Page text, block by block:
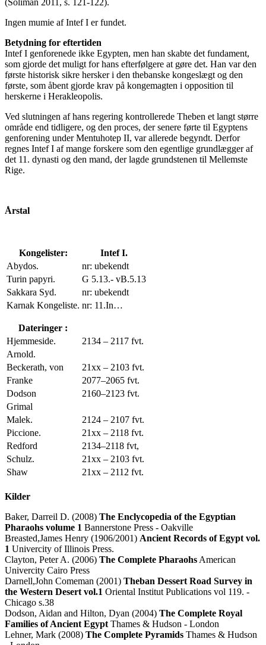
Ingen mumie af Intef I er fundet.
Betydning for eftertiden
Intef I genforenede ikke Egypten, men han skabte det fundament,
som gjorde det muligt for hans efterfølgere at gøre det. Han var den
første historisk sikre hersker i den thebanske kongeslægt og den
første, som åbent gjorde krav på kongemagten i opposition til
herskerne i Herakleopolis.
Ved slutningen af hans regering kontrollerede Theben et langt større
område end tidligere, og den proces, der senere førte til Egyptens
genforening under Mentuhotep II, var allerede begyndt. Derfor
regnes Intef I af mange forskere som den egentlige grundlægger af
det 11. dynasti og den mand, der lagde grundstenen til Mellemste
Rige.
Årstal
Kongelister:
Intef I.
Abydos.
nr: ubekendt
Turin papyri.
G 5.13.- vB.5.13
Sakkara Syd.
nr: ubekendt
Karnak Kongeliste. nr: 11.In…
Dateringer :
Hjemmeside.
2134 – 2117 fvt.
Arnold.
Beckerath, von
21xx – 2103 fvt.
Franke
2077–2065 fvt.
Dodson
2160–2123 fvt.
Grimal
Malek.
2124 – 2107 fvt.
Piccione.
21xx – 2118 fvt.
Redford
2134–2118 fvt,
Schulz.
21xx – 2103 fvt.
Shaw
21xx – 2112 fvt.
Kilder
Baker, Darreil D. (2008) The Enclycopedia of the Egyptian
Pharaohs volume 1 Bannerstone Press - Oakville
Breasted,James Henry (1906/2001) Ancient Records of Egypt vol.
1 Univercity of Illinois Press.
Clayton, Peter A. (2006) The Complete Pharaohs American
Univercity Cairo Press
Darnell,John Comeman (2001) Theban Dessert Road Survey in
the Western Desert vol.1 Oriental Institut Publications vol 119. -
Chicago s.38
Dodson, Aidan and Hilton, Dyan (2004) The Complete Royal
Families of Ancient Egypt Thames & Hudson - London
Lehner, Mark (2008) The Complete Pyramids Thames & Hudson